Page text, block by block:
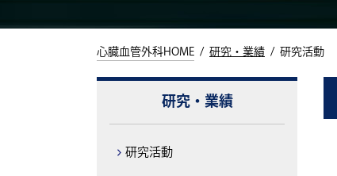
心臓血管外科HOME 研究・業績 研究活動
研究・業績
研究活動